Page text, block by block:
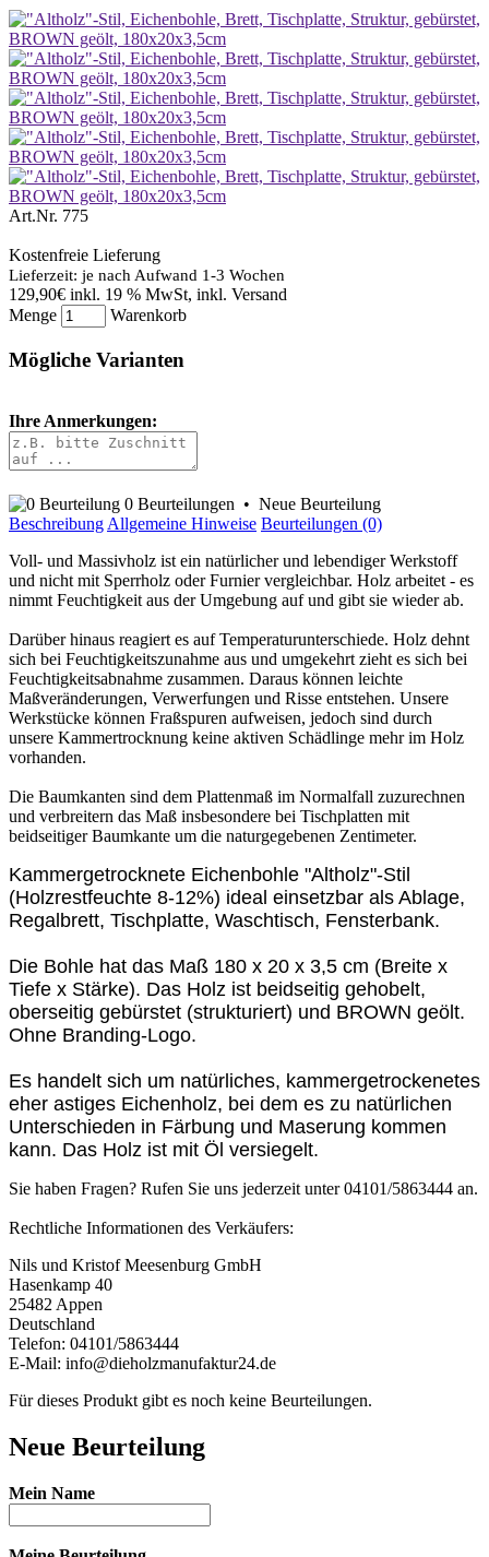
Art.Nr. 775
Kostenfreie Lieferung
Lieferzeit: je nach Aufwand 1-3 Wochen
129,90€ inkl. 19 % MwSt, inkl. Versand
Menge
Warenkorb
Mögliche Varianten
Ihre Anmerkungen:
0 Beurteilungen • Neue Beurteilung
Beschreibung Allgemeine Hinweise Beurteilungen (0)
Voll- und Massivholz ist ein natürlicher und lebendiger Werkstoff
und nicht mit Sperrholz oder Furnier vergleichbar. Holz arbeitet - es
nimmt Feuchtigkeit aus der Umgebung auf und gibt sie wieder ab.
Darüber hinaus reagiert es auf Temperaturunterschiede. Holz dehnt
sich bei Feuchtigkeitszunahme aus und umgekehrt zieht es sich bei
Feuchtigkeitsabnahme zusammen. Daraus können leichte
Maßveränderungen, Verwerfungen und Risse entstehen. Unsere
Werkstücke können Fraßspuren aufweisen, jedoch sind durch
unsere Kammertrocknung keine aktiven Schädlinge mehr im Holz
vorhanden.
Die Baumkanten sind dem Plattenmaß im Normalfall zuzurechnen
und verbreitern das Maß insbesondere bei Tischplatten mit
beidseitiger Baumkante um die naturgegebenen Zentimeter.
Kammergetrocknete Eichenbohle "Altholz"-Stil
(Holzrestfeuchte 8-12%) ideal einsetzbar als Ablage,
Regalbrett, Tischplatte, Waschtisch, Fensterbank.
Die Bohle hat das Maß 180 x 20 x 3,5 cm (Breite x
Tiefe x Stärke). Das Holz ist beidseitig gehobelt,
oberseitig gebürstet (strukturiert) und BROWN geölt.
Ohne Branding-Logo.
Es handelt sich um natürliches, kammergetrockenetes
eher astiges Eichenholz, bei dem es zu natürlichen
Unterschieden in Färbung und Maserung kommen
kann. Das Holz ist mit Öl versiegelt.
Sie haben Fragen? Rufen Sie uns jederzeit unter 04101/5863444 an.
Rechtliche Informationen des Verkäufers:
Nils und Kristof Meesenburg GmbH
Hasenkamp 40
25482 Appen
Deutschland
Telefon: 04101/5863444
E-Mail: info@dieholzmanufaktur24.de
Für dieses Produkt gibt es noch keine Beurteilungen.
Neue Beurteilung
Mein Name